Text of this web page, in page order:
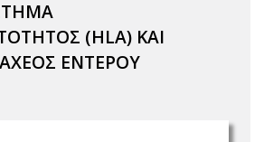
(HLA) ΚΑΙ
ΕΝΤΕΡΟΥ